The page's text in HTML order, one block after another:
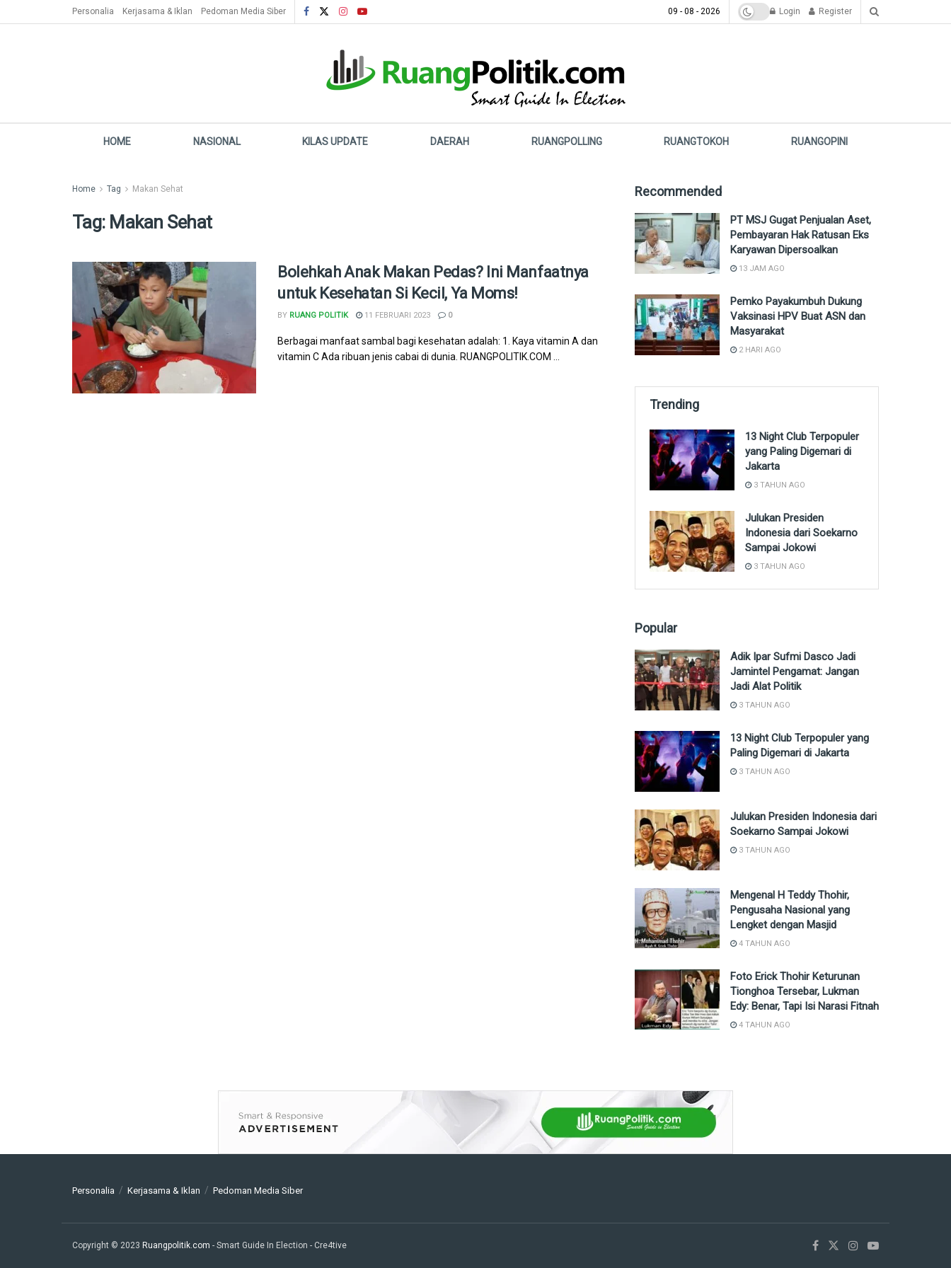
Personalia Kerjasama & Iklan Pedoman Media Siber 09 - 08 - 2026 Login Register
HOME NASIONAL KILAS UPDATE DAERAH RUANGPOLLING RUANGTOKOH RUANGOPINI
Home Tag Makan Sehat
Tag: Makan Sehat
Bolehkah Anak Makan Pedas? Ini Manfaatnya
untuk Kesehatan Si Kecil, Ya Moms!
BY RUANG POLITIK 11 FEBRUARI 2023 0
Berbagai manfaat sambal bagi kesehatan adalah: 1. Kaya vitamin A dan
vitamin C Ada ribuan jenis cabai di dunia. RUANGPOLITIK.COM ...
Recommended
PT MSJ Gugat Penjualan Aset,
Pembayaran Hak Ratusan Eks
Karyawan Dipersoalkan
13 JAM AGO
Pemko Payakumbuh Dukung
Vaksinasi HPV Buat ASN dan
Masyarakat
2 HARI AGO
Trending
13 Night Club Terpopuler
yang Paling Digemari di
Jakarta
3 TAHUN AGO
Julukan Presiden
Indonesia dari Soekarno
Sampai Jokowi
3 TAHUN AGO
Popular
Adik Ipar Sufmi Dasco Jadi
Jamintel Pengamat: Jangan
Jadi Alat Politik
3 TAHUN AGO
13 Night Club Terpopuler yang
Paling Digemari di Jakarta
3 TAHUN AGO
Julukan Presiden Indonesia dari
Soekarno Sampai Jokowi
3 TAHUN AGO
Mengenal H Teddy Thohir,
Pengusaha Nasional yang
Lengket dengan Masjid
4 TAHUN AGO
Foto Erick Thohir Keturunan
Tionghoa Tersebar, Lukman
Edy: Benar, Tapi Isi Narasi Fitnah
4 TAHUN AGO
Personalia Kerjasama & Iklan Pedoman Media Siber
Copyright © 2023 Ruangpolitik.com - Smart Guide In Election - Cre4tive